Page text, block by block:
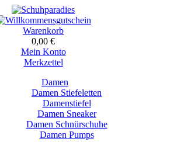
Warenkorb
0,00 €
Mein Konto
Merkzettel
Damen
Damen Stiefeletten
Damenstiefel
Damen Sneaker
Damen Schnürschuhe
Damen Pumps